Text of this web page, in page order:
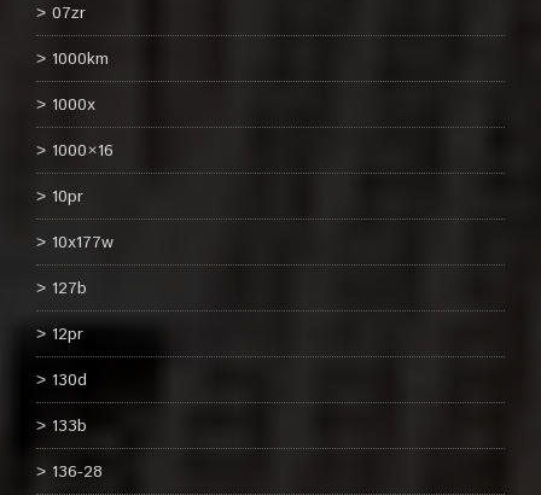
07zr
1000km
1000x
1000×16
10pr
10x177w
127b
12pr
130d
133b
136-28